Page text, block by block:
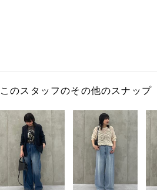
このスタッフのその他のスナップ